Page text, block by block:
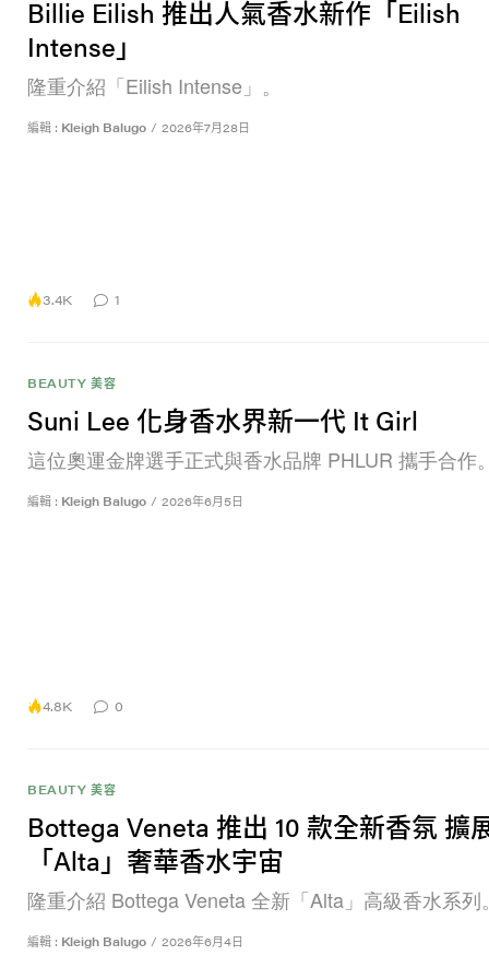
Billie Eilish 推出人氣香水新作「Eilish
Intense」
隆重介紹「Eilish Intense」。
編輯 : Kleigh Balugo / 2026年7月28日
3.4K 1
BEAUTY 美容
Suni Lee 化身香水界新一代 It Girl
這位奧運金牌選手正式與香水品牌 PHLUR 攜手合作
編輯 : Kleigh Balugo / 2026年6月5日
4.8K 0
BEAUTY 美容
Bottega Veneta 推出 10 款全新香氛 擴
「Alta」奢華香水宇宙
隆重介紹 Bottega Veneta 全新「Alta」高級香水系列
編輯 : Kleigh Balugo / 2026年6月4日